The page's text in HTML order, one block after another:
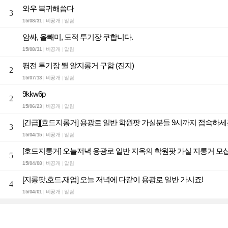
3
와우 복귀해씀다
15/08/31| 비공개 알림
암싸, 올빼미, 도적 투기장 쿠합니다.
15/08/31| 비공개 알림
2
평전 투기장 뛸 알지롱거 구함 (진지)
15/07/13 비공개 알림
2
9kkw6p
15/06/23 비공개 알림
3
[긴급][호드지롱거] 용광로 일반 학원팟 가실분들 9시까지 접속하세
15/04/15| 비공개 알림
5
[호드지롱거] 오늘저녁 용광로 일반 지옥의 학원팟 가실 지롱거 모
15/04/08 비공개 알림
4
[지롱팟,호드,재업] 오늘 저녁에 다같이 용광로 일반 가시죠!
15/04/01| 비공개 알림